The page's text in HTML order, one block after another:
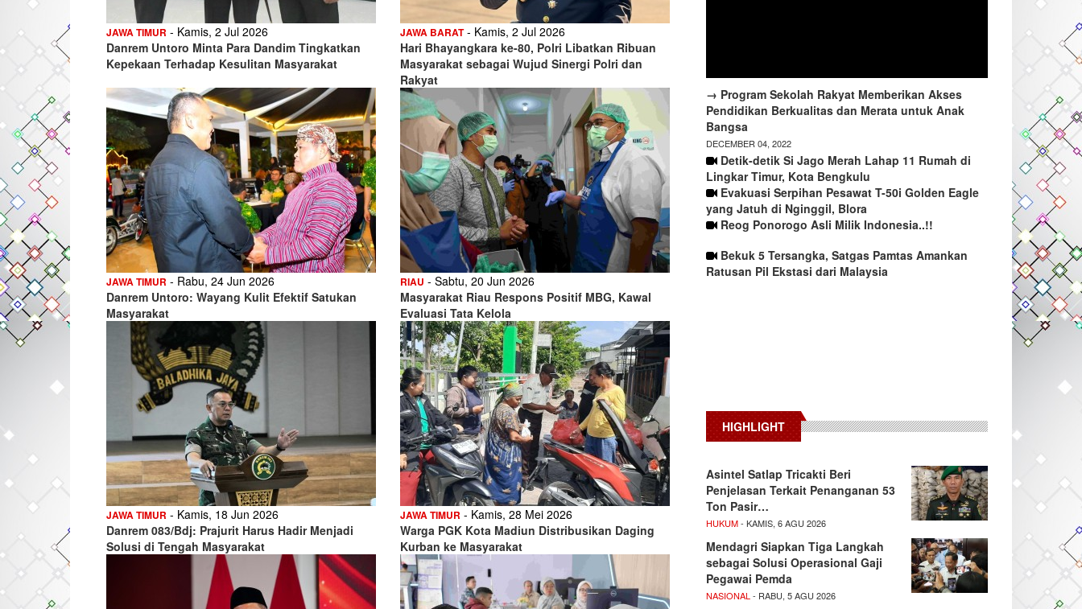
JAWA TIMUR - Kamis, 2 Jul 2026
Danrem Untoro Minta Para Dandim Tingkatkan
Kepekaan Terhadap Kesulitan Masyarakat
JAWA BARAT- Kamis, 2 Jul 2026
Hari Bhayangkara ke-80, Polri Libatkan Ribuan
Masyarakat sebagai Wujud Sinergi Polri dan
Rakyat
JAWA TIMUR - Rabu, 24 Jun 2026
Danrem Untoro: Wayang Kulit Efektif Satukan
Masyarakat
RIAU - Sabtu, 20 Jun 2026
Masyarakat Riau Respons Positif MBG, Kawal
Evaluasi Tata Kelola
JAWA TIMUR - Kamis, 18 Jun 2026
Danrem 083/Bdj: Prajurit Harus Hadir Menjadi
Solusi di Tengah Masyarakat
JAWA TIMUR - Kamis, 28 Mei 2026
Warga PGK Kota Madiun Distribusikan Daging
Kurban ke Masyarakat
→ Program Sekolah Rakyat Memberikan Akses
Pendidikan Berkualitas dan Merata untuk Anak
Bangsa
DECEMBER 04, 2022
Detik-detik Si Jago Merah Lahap 11 Rumah di
Lingkar Timur, Kota Bengkulu
Evakuasi Serpihan Pesawat T-50i Golden Eagle
yang Jatuh di Nginggil, Blora
Reog Ponorogo Asli Milik Indonesia..!!
Bekuk 5 Tersangka, Satgas Pamtas Amankan
Ratusan Pil Ekstasi dari Malaysia
HIGHLIGHT
Asintel Satlap Tricakti Beri
Penjelasan Terkait Penanganan 53
Ton Pasir…
HUKUM- KAMIS, 6 AGU 2026
Mendagri Siapkan Tiga Langkah
sebagai Solusi Operasional Gaji
Pegawai Pemda
NASIONAL - RABU, 5 AGU 2026